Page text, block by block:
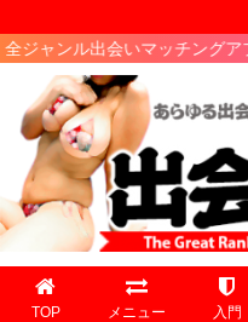
出会いマッチングアプリＳＮ
TOP メニュー 入門